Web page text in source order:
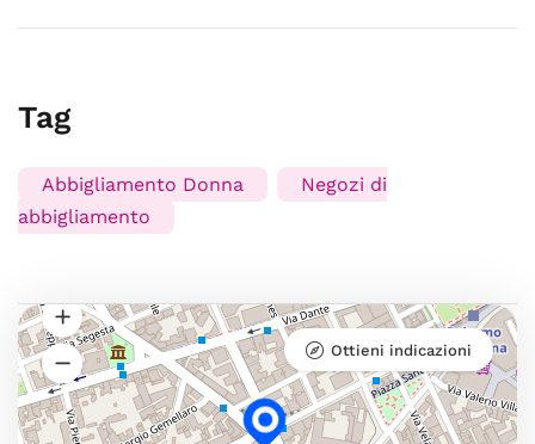
Tag
Abbigliamento Donna
Negozi di
abbigliamento
Ottieni indicazioni